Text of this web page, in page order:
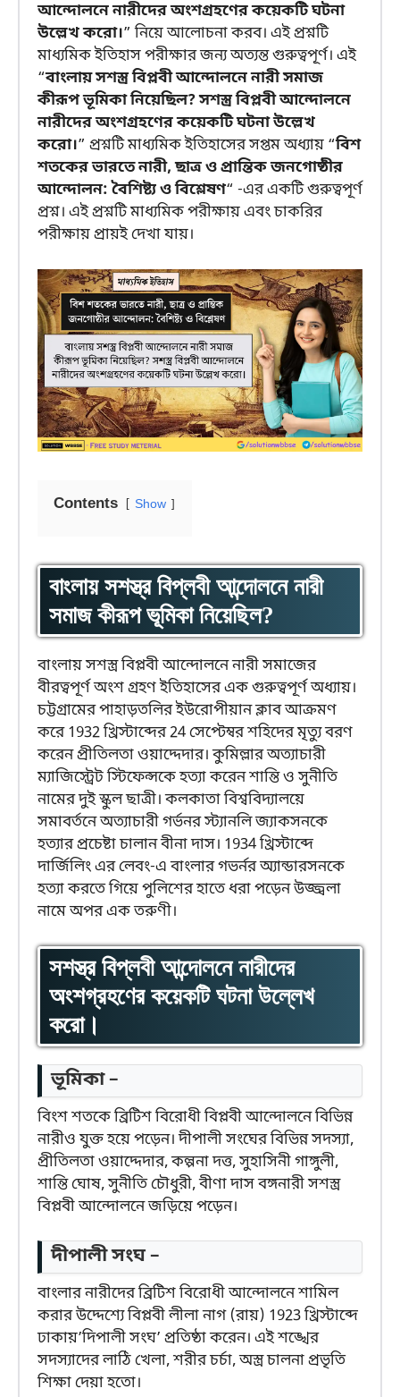
আন্দোলনে নারীদের অংশগ্রহণের কয়েকটি ঘটনা
উল্লেখ করো।” নিয়ে আলোচনা করব। এই প্রশ্নটি
মাধ্যমিক ইতিহাস পরীক্ষার জন্য অত্যন্ত গুরুত্বপূর্ণ। এই
“বাংলায় সশস্ত্র বিপ্লবী আন্দোলনে নারী সমাজ
কীরূপ ভূমিকা নিয়েছিল? সশস্ত্র বিপ্লবী আন্দোলনে
নারীদের অংশগ্রহণের কয়েকটি ঘটনা উল্লেখ
করো।” প্রশ্নটি মাধ্যমিক ইতিহাসের সপ্তম অধ্যায় “বিশ
শতকের ভারতে নারী, ছাত্র ও প্রান্তিক জনগোষ্ঠীর
আন্দোলন: বৈশিষ্ট্য ও বিশ্লেষণ“ -এর একটি গুরুত্বপূর্ণ
প্রশ্ন। এই প্রশ্নটি মাধ্যমিক পরীক্ষায় এবং চাকরির
পরীক্ষায় প্রায়ই দেখা যায়।
Contents Show
বাংলায় সশস্ত্র বিপ্লবী আন্দোলনে নারী
সমাজ কীরূপ ভূমিকা নিয়েছিল?
বাংলায় সশস্ত্র বিপ্লবী আন্দোলনে নারী সমাজের
বীরত্বপূর্ণ অংশ গ্রহণ ইতিহাসের এক গুরুত্বপূর্ণ অধ্যায়।
চট্টগ্রামের পাহাড়তলির ইউরোপীয়ান ক্লাব আক্রমণ
করে 1932 খ্রিস্টাব্দের 24 সেপ্টেম্বর শহিদের মৃত্যু বরণ
করেন প্রীতিলতা ওয়াদ্দেদার। কুমিল্লার অত্যাচারী
ম্যাজিস্ট্রেট স্টিফেন্সকে হত্যা করেন শান্তি ও সুনীতি
নামের দুই স্কুল ছাত্রী। কলকাতা বিশ্ববিদ্যালয়ে
সমাবর্তনে অত্যাচারী গর্ভনর স্ট্যানলি জ্যাকসনকে
হত্যার প্রচেষ্টা চালান বীনা দাস। 1934 খ্রিস্টাব্দে
দার্জিলিং এর লেবং-এ বাংলার গভর্নর অ্যান্ডারসনকে
হত্যা করতে গিয়ে পুলিশের হাতে ধরা পড়েন উজ্জ্বলা
নামে অপর এক তরুণী।
সশস্ত্র বিপ্লবী আন্দোলনে নারীদের
অংশগ্রহণের কয়েকটি ঘটনা উল্লেখ
করো।
ভূমিকা –
বিংশ শতকে ব্রিটিশ বিরোধী বিপ্লবী আন্দোলনে বিভিন্ন
নারীও যুক্ত হয়ে পড়েন। দীপালী সংঘের বিভিন্ন সদস্যা,
প্রীতিলতা ওয়াদ্দেদার, কল্পনা দত্ত, সুহাসিনী গাঙ্গুলী,
শান্তি ঘোষ, সুনীতি চৌধুরী, বীণা দাস বঙ্গনারী সশস্ত্র
বিপ্লবী আন্দোলনে জড়িয়ে পড়েন।
দীপালী সংঘ –
বাংলার নারীদের ব্রিটিশ বিরোধী আন্দোলনে শামিল
করার উদ্দেশ্যে বিপ্লবী লীলা নাগ (রায়) 1923 খ্রিস্টাব্দে
ঢাকায়’দিপালী সংঘ’ প্রতিষ্ঠা করেন। এই শঙ্খের
সদস্যাদের লাঠি খেলা, শরীর চর্চা, অস্ত্র চালনা প্রভৃতি
শিক্ষা দেয়া হতো।